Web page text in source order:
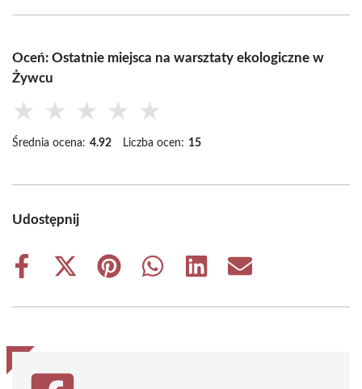
Oceń: Ostatnie miejsca na warsztaty ekologiczne w
Żywcu
★ ★ ★ ★ ★
Średnia ocena: 4.92 Liczba ocen: 15
Udostępnij
Share
Share
(Twitter)
Share
Share
Share
Share